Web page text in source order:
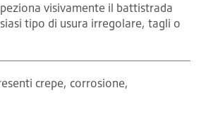
visivamente il battistrada
tipo di usura irregolare, tagli o
crepe, corrosione,